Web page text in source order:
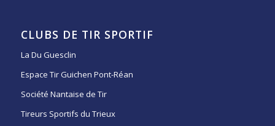
CLUBS DE TIR SPORTIF
La Du Guesclin
Espace Tir Guichen Pont-Réan
Société Nantaise de Tir
Tireurs Sportifs du Trieux